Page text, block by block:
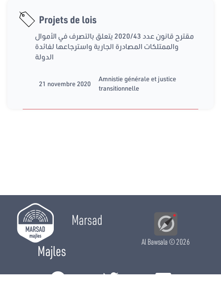
Projets de lois
مقترح قانون عدد 2020/43 يتعلق بالتصرف في الأموال
والممتلكات المصادرة الجارية واسترجاعها لفائدة
الدولة
21 novembre 2020
Amnistie générale et justice
transitionnelle
Marsad
Majles
Al Bawsala© 2026